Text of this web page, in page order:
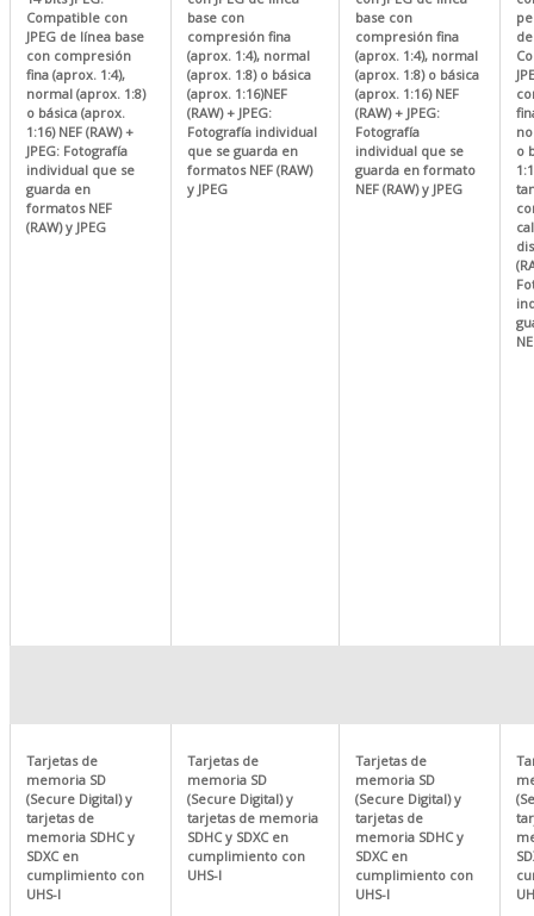
Compatible con
JPEG de línea base
con compresión
fina (aprox. 1:4),
normal (aprox. 1:8)
o básica (aprox.
1:16) NEF (RAW) +
JPEG: Fotografía
individual que se
guarda en
formatos NEF
(RAW) y JPEG
base con
compresión fina
(aprox. 1:4), normal
(aprox. 1:8) o básica
(aprox. 1:16)NEF
(RAW) + JPEG:
Fotografía individual
que se guarda en
formatos NEF (RAW)
y JPEG
base con
compresión fina
(aprox. 1:4), normal
(aprox. 1:8) o básica
(aprox. 1:16) NEF
(RAW) + JPEG:
Fotografía
individual que se
guarda en formato
NEF (RAW) y JPEG
o
Tarjetas de
memoria SD
(Secure Digital) y
tarjetas de
memoria SDHC y
SDXC en
cumplimiento con
UHS-I
Tarjetas de
memoria SD
(Secure Digital) y
tarjetas de memoria
SDHC y SDXC en
cumplimiento con
UHS-I
Tarjetas de
memoria SD
(Secure Digital) y
tarjetas de
memoria SDHC y
SDXC en
cumplimiento con
UHS-I